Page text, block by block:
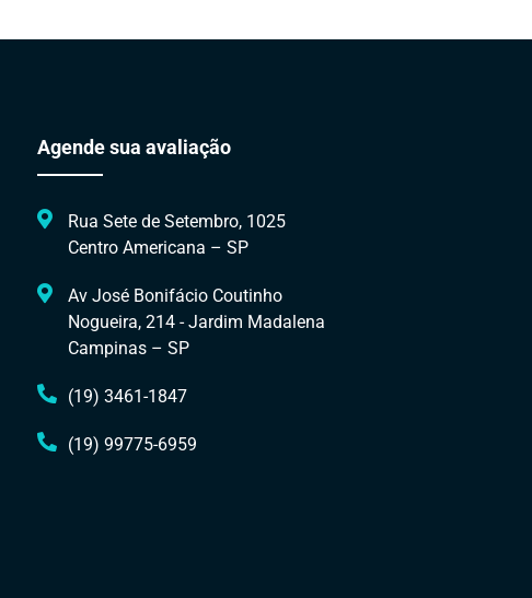
Agende sua avaliação
Rua Sete de Setembro, 1025
Centro Americana – SP
Av José Bonifácio Coutinho
Nogueira, 214 - Jardim Madalena
Campinas – SP
(19) 3461-1847
(19) 99775-6959